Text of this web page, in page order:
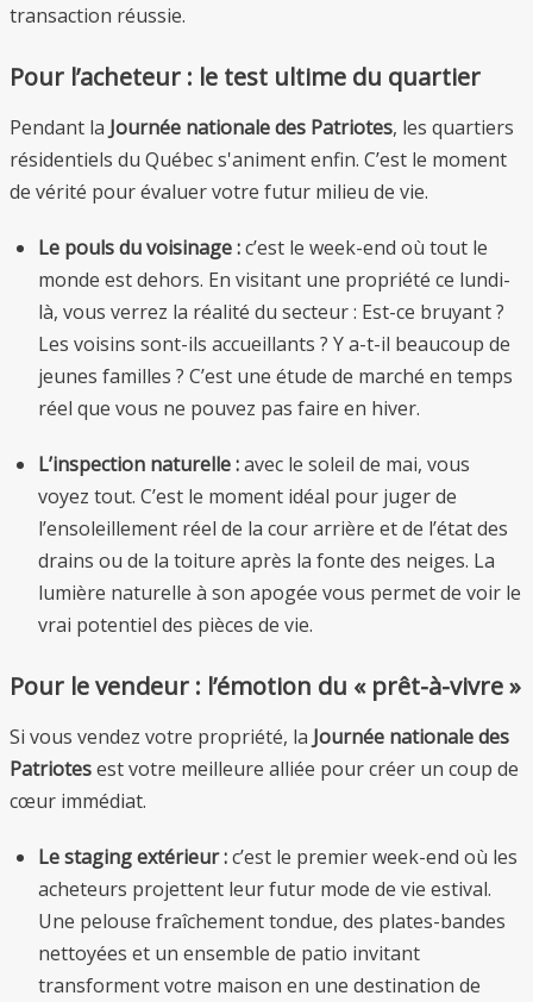
transaction réussie.
Pour l’acheteur : le test ultime du quartier
Pendant la Journée nationale des Patriotes, les quartiers
résidentiels du Québec s'animent enfin. C’est le moment
de vérité pour évaluer votre futur milieu de vie.
Le pouls du voisinage :c’est le week-end où tout le
monde est dehors. En visitant une propriété ce lundi-
là, vous verrez la réalité du secteur : Est-ce bruyant ?
Les voisins sont-ils accueillants ? Y a-t-il beaucoup de
jeunes familles ? C’est une étude de marché en temps
réel que vous ne pouvez pas faire en hiver.
L’inspection naturelle :avec le soleil de mai, vous
voyez tout. C’est le moment idéal pour juger de
l’ensoleillement réel de la cour arrière et de l’état des
drains ou de la toiture après la fonte des neiges. La
lumière naturelle à son apogée vous permet de voir le
vrai potentiel des pièces de vie.
Pour le vendeur : l’émotion du « prêt-à-vivre »
Si vous vendez votre propriété, la Journée nationale des
Patriotesest votre meilleure alliée pour créer un coup de
cœur immédiat.
Le staging extérieur :c’est le premier week-end où les
acheteurs projettent leur futur mode de vie estival.
Une pelouse fraîchement tondue, des plates-bandes
nettoyées et un ensemble de patio invitant
transforment votre maison en une destination de